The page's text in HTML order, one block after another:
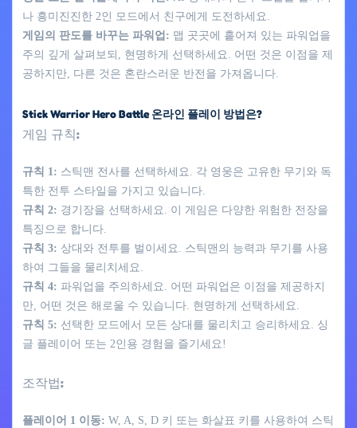
나 흥미진진한 2인 모드에서 친구에게 도전하세요.
게임의 판도를 바꾸는 파워업: 맵 곳곳에 흩어져 있는 파워업을
주의 깊게 살펴보되, 현명하게 선택하세요. 어떤 것은 이점을 제
공하지만, 다른 것은 혼란스러운 반전을 가져옵니다.
Stick Warrior Hero Battle 온라인 플레이 방법은?
게임 규칙:
규칙 1: 스틱맨 전사를 선택하세요. 각 영웅은 고유한 무기와 독
특한 전투 스타일을 가지고 있습니다.
규칙 2: 경기장을 선택하세요. 이 게임은 다양한 위험한 전장을
특징으로 합니다.
규칙 3: 상대와 전투를 벌이세요. 스틱맨의 능력과 무기를 사용
하여 그들을 물리치세요.
규칙 4: 파워업을 주의하세요. 어떤 파워업은 이점을 제공하지
만, 어떤 것은 해로울 수 있습니다. 현명하게 선택하세요.
규칙 5: 선택한 모드에서 모든 상대를 물리치고 승리하세요. 싱
글 플레이어 또는 2인용 경험을 즐기세요!
조작법:
플레이어 1 이동: W, A, S, D 키 또는 화살표 키를 사용하여 스틱